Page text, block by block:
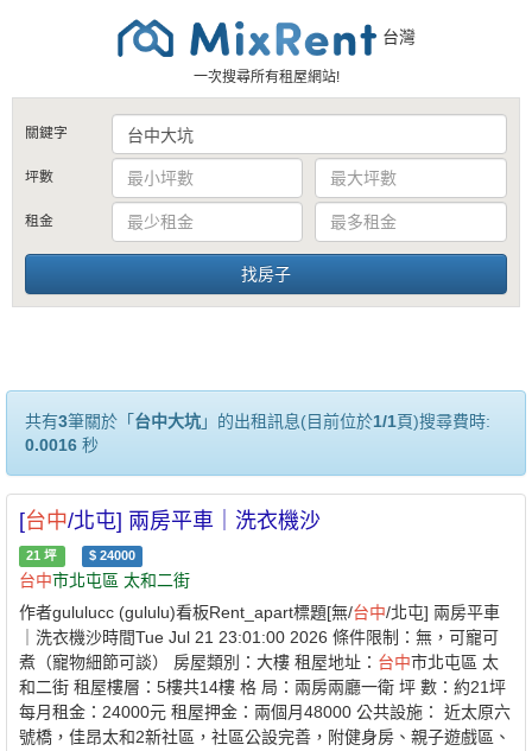
台灣
一次搜尋所有租屋網站!
關鍵字
坪數
租金
共有3筆關於「 台中大坑」的出租訊息(目前位於1/1頁)搜尋費時:
0.0016 秒
[台中/北屯] 兩房平車｜洗衣機沙
21 坪 $ 24000
台中市北屯區 太和二街
作者gululucc (gululu)看板Rent_apart標題[無/台中/北屯] 兩房平車
｜洗衣機沙時間Tue Jul 21 23:01:00 2026 條件限制：無，可寵可
煮（寵物細節可談） 房屋類別：大樓 租屋地址： 台中市北屯區 太
和二街 租屋樓層：5樓共14樓 格 局：兩房兩廳一衛 坪 數：約21坪
每月租金：24000元 租屋押金：兩個月48000 公共設施： 近太原六
號橋，佳昂太和2新社區，社區公設完善，附健身房、親子遊戲區、